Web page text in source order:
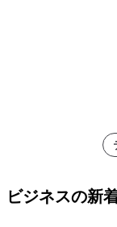
ビジネスの新